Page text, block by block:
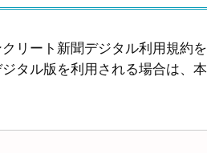
リート新聞デジタル利用規約
タル版を利用される場合は、